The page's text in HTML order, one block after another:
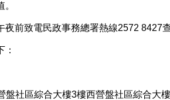
前致電民政事務總署熱線2572 8427查
盤社區綜合大樓3樓西營盤社區綜合大